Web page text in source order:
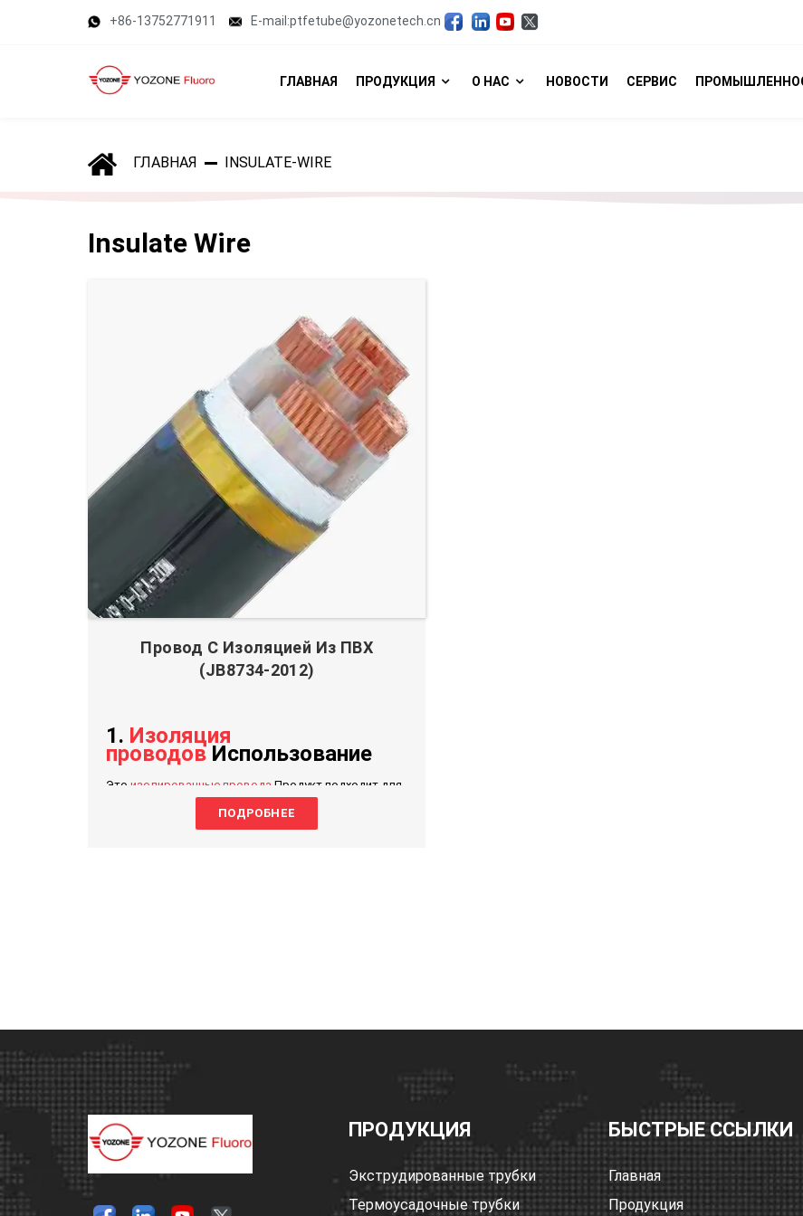
+86-13752771911 E-mail:ptfetube@yozonetech.cn
ГЛАВНАЯ ПРОДУКЦИЯ О НАС НОВОСТИ СЕРВИС
ГЛАВНАЯ INSULATE-WIRE
Insulate Wire
Провод С Изоляцией Из ПВХ
(JB8734-2012)
1. Изоляция
проводов Использование
Это изолированные провода Продукт подходит для
номинального напряжения переменного тока 450/750
температуре 20 + SC на один час. они должны быть в
состоянии испытать
Испытание переменным напряжением.
2) Внешняя линия электропередач обладает
хорошими изоляционными свойствами, свойствами
машин и невоспламеняемостью, надежным
качеством и удобной долговечностью.
Экструдированные пластиковые трубы
На
готовой линии электропередач должны быть
ПОДРОБНЕЕ
ПРОДУКЦИЯ
Экструдированные трубки
Термоусадочные трубки
БЫСТРЫЕ ССЫЛКИ
Главная
Продукция